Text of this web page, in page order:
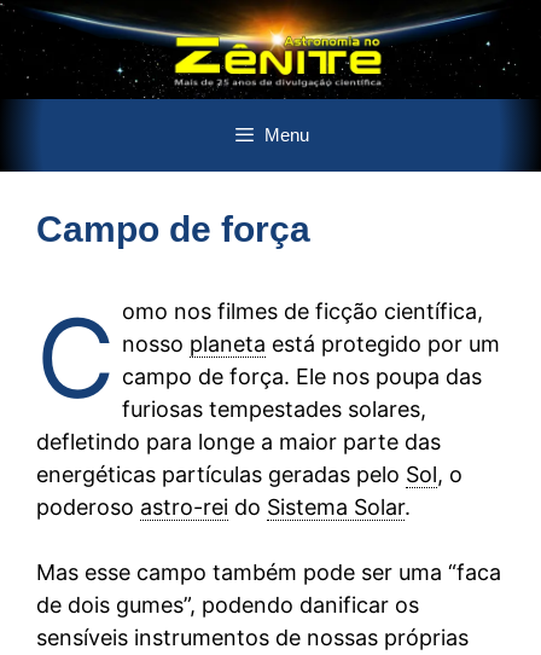
o
conteúdo
Menu
Campo de força
C omo nos filmes de ficção científica,
nosso planeta está protegido por um
campo de força. Ele nos poupa das
furiosas tempestades solares,
defletindo para longe a maior parte das
energéticas partículas geradas pelo Sol, o
poderoso astro-rei do Sistema Solar.
Mas esse campo também pode ser uma “faca
de dois gumes”, podendo danificar os
sensíveis instrumentos de nossas próprias